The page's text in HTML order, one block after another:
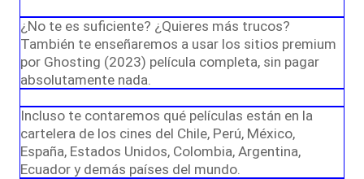
¿No te es suficiente? ¿Quieres más trucos?
También te enseñaremos a usar los sitios premium
por Ghosting (2023) película completa, sin pagar
absolutamente nada.
Incluso te contaremos qué películas están en la
cartelera de los cines del Chile, Perú, México,
España, Estados Unidos, Colombia, Argentina,
Ecuador y demás países del mundo.